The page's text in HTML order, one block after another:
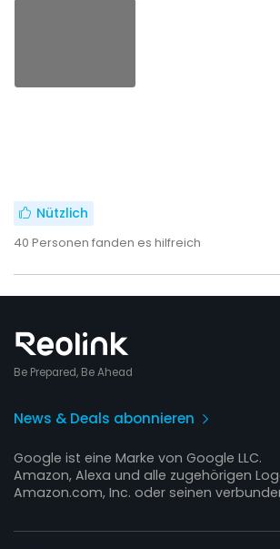
Nützlich
40 Personen fanden es hilfreich
Be Prepared, Be Ahead
News & Deals abonnieren
Google ist eine Marke von Google LLC.
Amazon, Alexa und alle zugehörigen
Amazon.com, Inc. oder seinen